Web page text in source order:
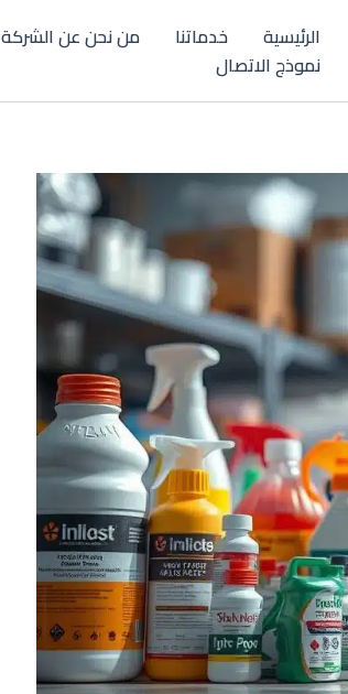
الرئيسية خدماتنا من نحن عن الشركة
نموذج الاتصال